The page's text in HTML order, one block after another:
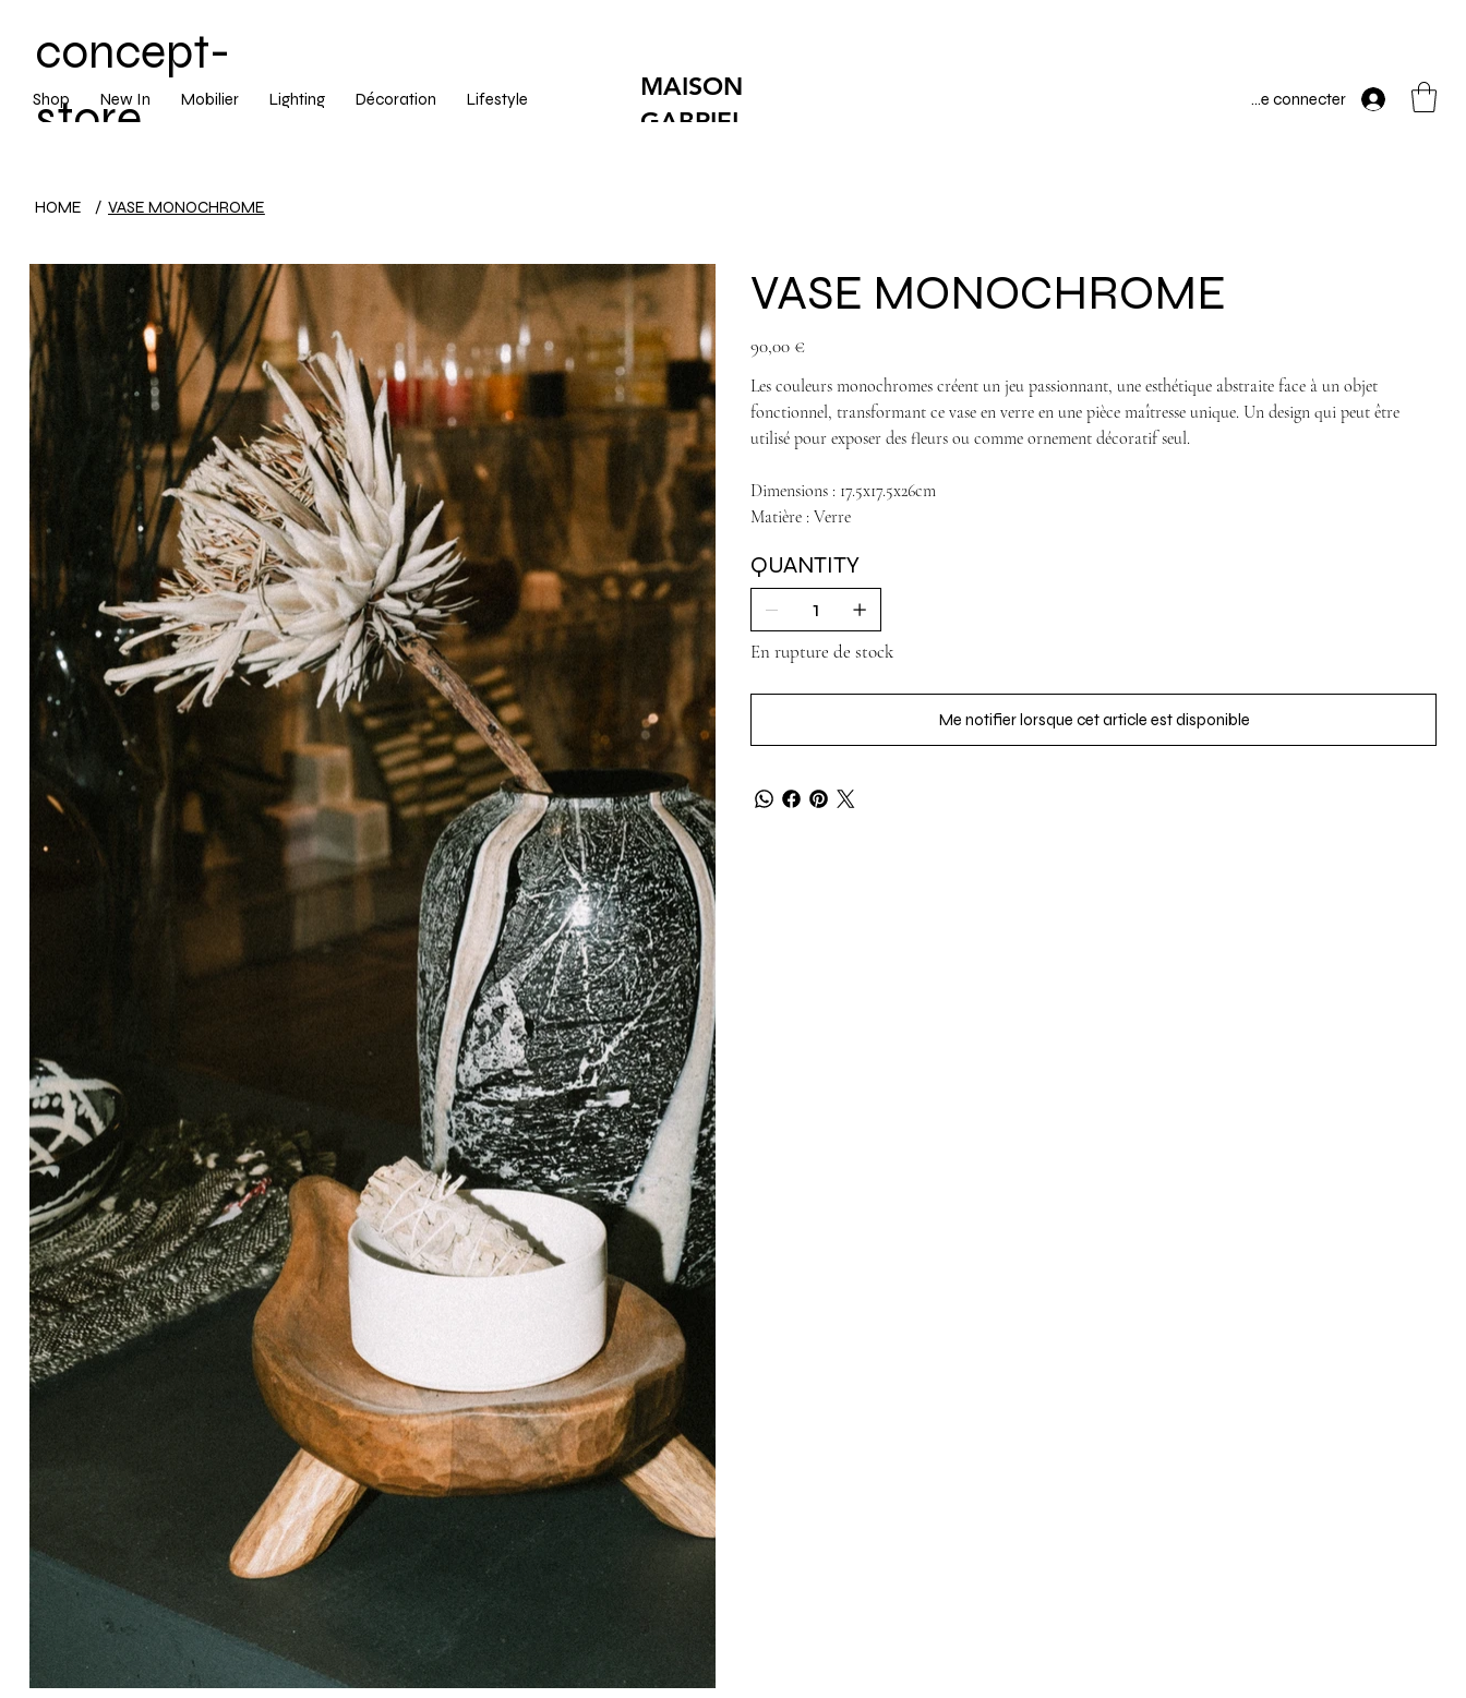
concept-
store
décoratio
n ajaccio
Shop New In Mobilier Lighting Décoration Lifestyle
MAISON
GABRIEL
Se connecter
HOME / VASE MONOCHROME
VASE MONOCHROME
90,00 €
Les couleurs monochromes créent un jeu passionnant, une esthétique abstraite face à un objet
fonctionnel, transformant ce vase en verre en une pièce maîtresse unique. Un design qui peut être
utilisé pour exposer des fleurs ou comme ornement décoratif seul.
Dimensions : 17.5x17.5x26cm
Matière : Verre
QUANTITY
En rupture de stock
Me notifier lorsque cet article est disponible